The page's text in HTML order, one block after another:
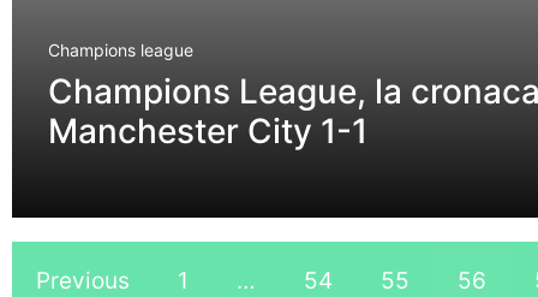
Champions league
Champions League, la
Manchester City 1-1
Previous 1 … 54 55 56